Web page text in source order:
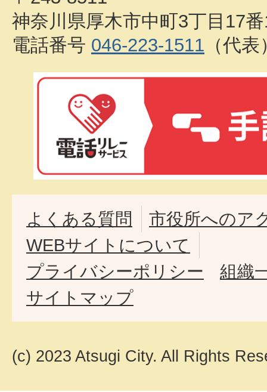
神奈川県厚木市中町3丁目17
電話番号 046-223-1511 （代表
よくある質問
市役所へのア
WEBサイトについて
プライバシーポリシー
組織
サイトマップ
(c) 2023 Atsugi City. All Rights